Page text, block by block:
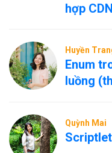
hợp
Huyền
Enum
luồng
Quỳnh Mai